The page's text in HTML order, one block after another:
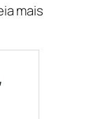
mais